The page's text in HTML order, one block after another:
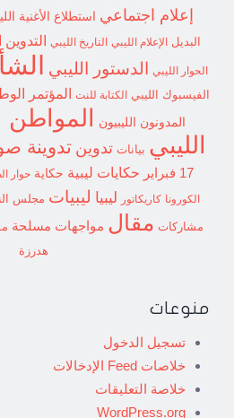
إعلام اجتماعي استطلاع الأغنية
البديل الإعلام الليبي التاريخ الليبي التدوين
الحوار الليبي الدستور الليبي
الفيسبوك الليبي الكتابة للنت المؤتمر
المدونون الليبيون المواطن
الليبي بيانات تدوين تدوينة
17 فبراير
حكايات ليبية حكاية حوار
الكورونا كاريكاتور ليبيا ليبيات مجلس
مشاركات مقال مواجهات مسلحة
هدرزة
منوعات
تسجيل الدخول
خلاصات Feed الإدخالات
خلاصة التعليقات
WordPress.org